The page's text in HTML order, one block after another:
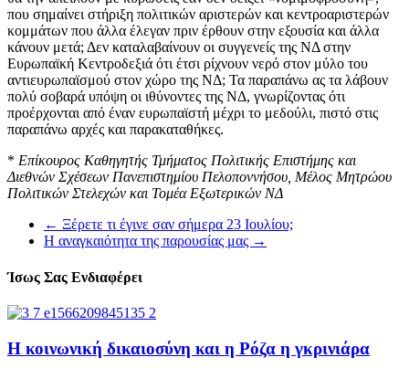
που σημαίνει στήριξη πολιτικών αριστερών και κεντροαριστερών
κομμάτων που άλλα έλεγαν πριν έρθουν στην εξουσία και άλλα
κάνουν μετά; Δεν καταλαβαίνουν οι συγγενείς της ΝΔ στην
Ευρωπαϊκή Κεντροδεξιά ότι έτσι ρίχνουν νερό στον μύλο του
αντιευρωπαϊσμού στον χώρο της ΝΔ; Τα παραπάνω ας τα λάβουν
πολύ σοβαρά υπόψη οι ιθύνοντες της ΝΔ, γνωρίζοντας ότι
προέρχονται από έναν ευρωπαϊστή μέχρι το μεδούλι, πιστό στις
παραπάνω αρχές και παρακαταθήκες.
* Επίκουρος Καθηγητής Τμήματος Πολιτικής Επιστήμης και
Διεθνών Σχέσεων Πανεπιστημίου Πελοποννήσου, Μέλος Μητρώου
Πολιτικών Στελεχών και Τομέα Εξωτερικών ΝΔ
← Ξέρετε τι έγινε σαν σήμερα 23 Ιουλίου;
Η αναγκαιότητα της παρουσίας μας →
Ίσως Σας Ενδιαφέρει
Η κοινωνική δικαιοσύνη και η Ρόζα η γκρινιάρα